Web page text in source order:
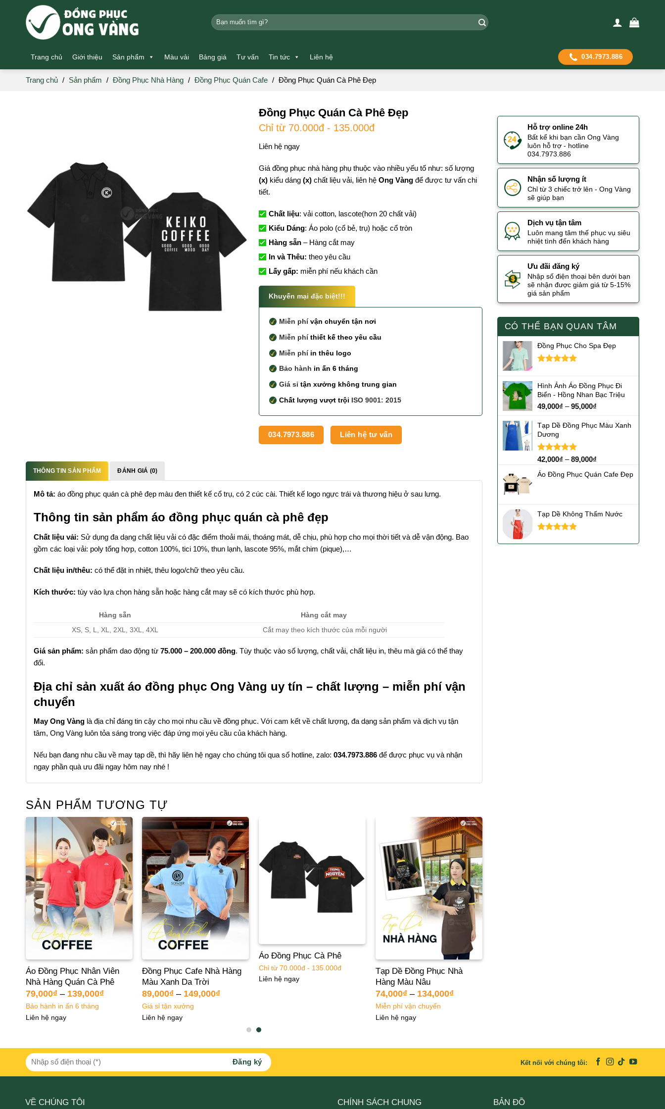
Tìm
kiếm:
Trang chủ Giới thiệu Sản phẩm Màu vải Bảng giá Tư vấn Tin tức Liên hệ 034.7973.886
Trang chủ / Sản phẩm / Đồng Phục Nhà Hàng / Đồng Phục Quán Cafe / Đồng Phục Quán Cà Phê Đẹp
Đồng Phục Quán Cà Phê Đẹp
Chỉ từ 70.000đ - 135.000đ
Liên hệ ngay
Giá đồng phục nhà hàng phụ thuộc vào nhiều yếu tố như: số lượng
(x) kiểu dáng(x)chất liệu vải, liên hệOng Vàng để được tư vấn chi
tiết.
Chất liệu: vải cotton, lascote(hơn 20 chất vải)
Kiểu Dáng: Áo polo (cổ bẻ, trụ) hoặc cổ tròn
Hàng sẵn – Hàng cắt may
In và Thêu: theo yêu cầu
Lấy gấp: miễn phí nếu khách cần
Khuyến mại đặc biệt!!!
Miễn phívận chuyển tận nơi
Miễn phíthiết kế theo yêu cầu
Miễn phíin thêu logo
Bảo hành in ấn 6 tháng
Giá sỉ tận xưởng không trung gian
Chất lượng vượt trội ISO 9001: 2015
034.7973.886 Liên hệ tư vấn
THÔNG TIN SẢN PHẨM ĐÁNH GIÁ (0)
Mô tả: áo đồng phục quán cà phê đẹp màu đen thiết kế cổ trụ, có 2 cúc cài. Thiết kế logo ngực trái và thương hiệu ở sau lưng.
Thông tin sản phẩm áo đồng phục quán cà phê đẹp
Chất liệu vải: Sử dụng đa dạng chất liệu vải có đặc điểm thoải mái, thoáng mát, dễ chịu, phù hợp cho mọi thời tiết và dễ vận động. Bao
gồm các loại vải: poly tổng hợp, cotton 100%, tici 10%, thun lạnh, lascote 95%, mắt chim (pique),…
Chất liệu in/thêu: có thể đặt in nhiệt, thêu logo/chữ theo yêu cầu.
Kích thước: tùy vào lựa chọn hàng sẵn hoặc hàng cắt may sẽ có kích thước phù hợp.
Hàng sẵn
Hàng cắt may
XS, S, L, XL, 2XL, 3XL, 4XL
Cắt may theo kích thước của mỗi người
Giá sản phẩm: sản phẩm dao động từ 75.000 – 200.000 đồng. Tùy thuộc vào số lượng, chất vải, chất liệu in, thêu mà giá có thể thay
đổi.
Địa chỉ sản xuất áo đồng phục Ong Vàng uy tín – chất lượng – miễn phí vận
chuyển
May Ong Vàng là địa chỉ đáng tin cậy cho mọi nhu cầu về đồng phục. Với cam kết về chất lượng, đa dạng sản phẩm và dịch vụ tận
tâm, Ong Vàng luôn tỏa sáng trong việc đáp ứng mọi yêu cầu của khách hàng.
Nếu bạn đang nhu cầu về may tạp dề, thì hãy liên hệ ngay cho chúng tôi qua số hotline, zalo: 034.7973.886 để được phục vụ và nhận
ngay phần quà ưu đãi ngay hôm nay nhé !
SẢN PHẨM TƯƠNG TỰ
Tạp Dề Đồng Phục Nhà
Hàng Màu Nâu
74,000₫– 134,000₫
Miễn phí vận chuyển
Liên hệ ngay
Áo Đồng Phục Cà Phê
Chỉ từ 70.000đ - 135.000đ
Liên hệ ngay
Đồng Phục Cafe Nhà Hàng
Màu Xanh Da Trời
89,000₫ – 149,000₫
Giá sỉ tận xưởng
Liên hệ ngay
Áo Đồng Phục Nhân Viên
Nhà Hàng Quán Cà Phê
79,000₫– 139,000₫
Bảo hành in ấn 6 tháng
Liên hệ ngay
Hỗ trợ online 24h
Bất kể khi bạn cần Ong Vàng
luôn hỗ trợ - hotline
034.7973.886
Nhận số lượng ít
Chỉ từ 3 chiếc trở lên - Ong Vàng
sẽ giúp bạn
Dịch vụ tận tâm
Luôn mang tâm thế phục vụ siêu
nhiệt tình đến khách hàng
Ưu đãi đăng ký
Nhập số điện thoại bên dưới bạn
sẽ nhận được giảm giá từ 5-15%
giá sản phẩm
CÓ THỂ BẠN QUAN TÂM
Đồng Phục Cho Spa Đẹp
5 sao
Hình Ảnh Áo Đồng Phục Đi
Biển - Hồng Nhan Bạc Triệu
49,000₫ –95,000₫
Tạp Dề Đồng Phục Màu Xanh
Dương
Được xếp
5 sao
42,000₫ –89,000₫
Áo Đồng Phục Quán Cafe Đẹp
Tạp Dề Không Thấm Nước
hạng5.00
Kết nối với chúng tôi:
VỀ CHÚNG TÔI CHÍNH SÁCH CHUNG BẢN ĐỒ